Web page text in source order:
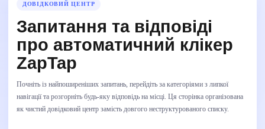
ДОВІДКОВИЙ ЦЕНТР
Запитання та відповіді
про автоматичний клікер
ZapTap
Почніть із найпоширеніших запитань, перейдіть за категоріями з липкої
навігації та розгорніть будь-яку відповідь на місці. Ця сторінка організована
як чистий довідковий центр замість довгого неструктурованого списку.